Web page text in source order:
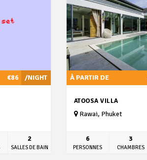
/NIGHT
€86
2
SALLES DE BAIN
À PARTIR DE
ATOOSA VILLA
Rawai, Phuket
6
PERSONNES
3
CHAMBRES